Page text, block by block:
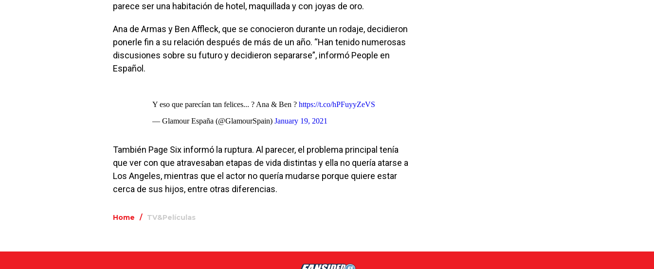
parece ser una habitación de hotel, maquillada y con joyas de oro.
Ana de Armas y Ben Affleck, que se conocieron durante un rodaje, decidieron
ponerle fin a su relación después de más de un año. “Han tenido numerosas
discusiones sobre su futuro y decidieron separarse”, informó People en
Español.
Y eso que parecían tan felices... ? Ana & Ben ? https://t.co/hPFuyyZeVS
— Glamour España (@GlamourSpain) January 19, 2021
También Page Six informó la ruptura. Al parecer, el problema principal tenía
que ver con que atravesaban etapas de vida distintas y ella no quería atarse a
Los Angeles, mientras que el actor no quería mudarse porque quiere estar
cerca de sus hijos, entre otras diferencias.
Home / TV&Películas